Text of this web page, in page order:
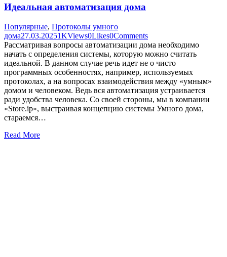
Идеальная автоматизация дома
Популярные, Протоколы умного
дома27.03.20251KViews0Likes0Comments
Рассматривая вопросы автоматизации дома необходимо
начать с определения системы, которую можно считать
идеальной. В данном случае речь идет не о чисто
программных особенностях, например, используемых
протоколах, а на вопросах взаимодействия между «умным»
домом и человеком. Ведь вся автоматизация устраивается
ради удобства человека. Со своей стороны, мы в компании
«Store.ip», выстраивая концепцию системы Умного дома,
стараемся…
Read More